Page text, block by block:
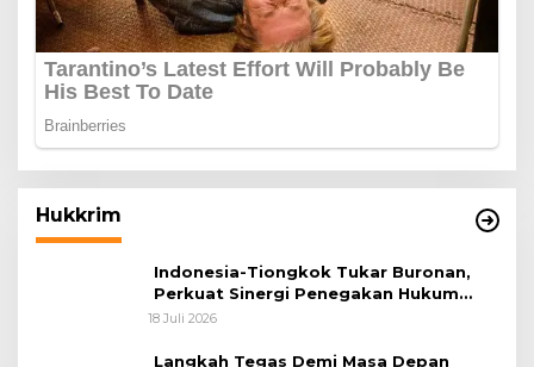
Hukkrim
Indonesia-Tiongkok Tukar Buronan,
Perkuat Sinergi Penegakan Hukum
Lintas Negara
18 Juli 2026
Langkah Tegas Demi Masa Depan